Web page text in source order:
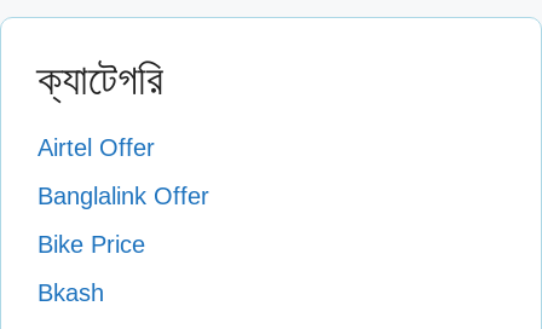
ক্যাটেগরি
Airtel Offer
Banglalink Offer
Bike Price
Bkash